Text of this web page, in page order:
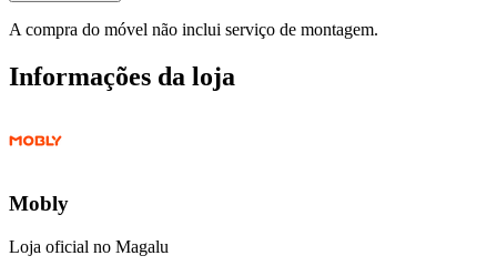
A compra do móvel não inclui serviço de montagem.
Informações da loja
Mobly
Loja oficial no Magalu